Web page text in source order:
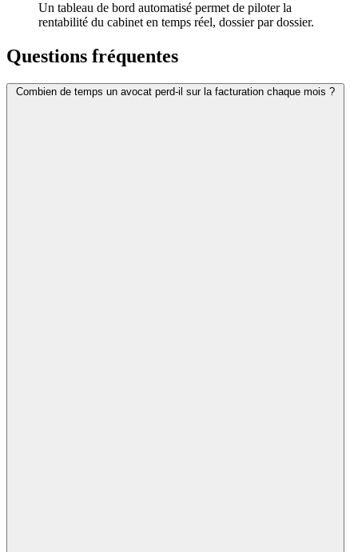
Un tableau de bord automatisé permet de piloter la
rentabilité du cabinet en temps réel, dossier par dossier.
Questions fréquentes
Combien de temps un avocat perd-il sur la facturation chaque mois ?